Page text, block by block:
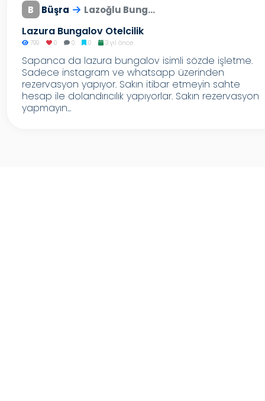
B Büşra Lazoğlu Bung...
Lazura Bungalov Otelcilik
799 0 0 0 3 yıl önce
Sapanca da lazura bungalov isimli sözde işletme.
Sadece instagram ve whatsapp üzerinden
rezervasyon yapıyor. Sakın itibar etmeyin sahte
hesap ile dolandırıcılık yapıyorlar. Sakın rezervasyon
yapmayın...